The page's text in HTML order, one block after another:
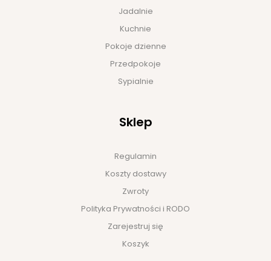
Jadalnie
Kuchnie
Pokoje dzienne
Przedpokoje
Sypialnie
Sklep
Regulamin
Koszty dostawy
Zwroty
Polityka Prywatności i RODO
Zarejestruj się
Koszyk